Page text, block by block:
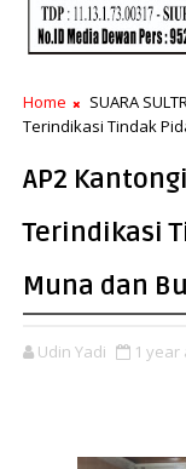
Home SUARA
Terindikasi Tindak
AP2
Terindikasi
Muna dan
Udin Yadi 1 year